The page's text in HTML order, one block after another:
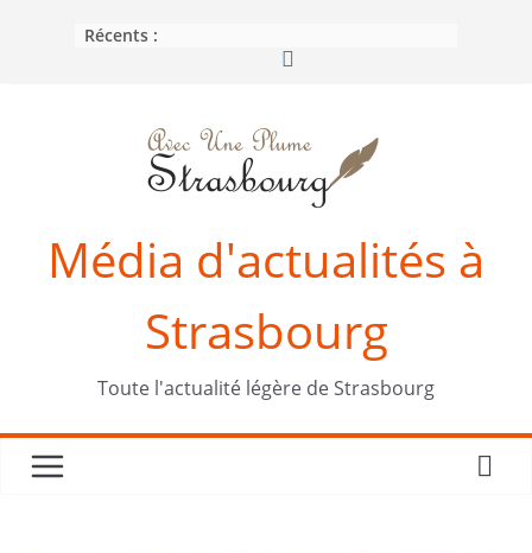
Récents :
Média d'actualités à
Strasbourg
Toute l'actualité légère de Strasbourg